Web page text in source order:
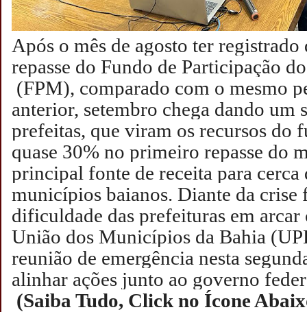
Após o mês de agosto ter
repasse do Fundo de Participação
(FPM), comparado com o mesmo
anterior, setembro chega dando um
prefeitas, que viram os recursos do
quase 30% no primeiro repasse do
principal fonte de receita para cerca
municípios baianos. Diante da crise
dificuldade das prefeituras em arcar
União dos Municípios da Bahia
reunião de emergência nesta
alinhar ações junto ao governo
(Saiba Tudo, Click no Ícone